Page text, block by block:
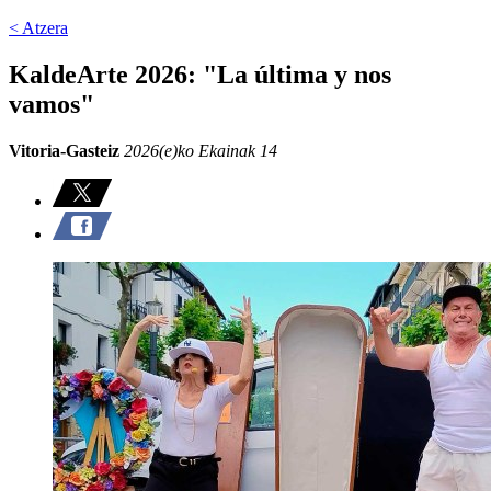
< Atzera
KaldeArte 2026: "La última y nos
vamos"
Vitoria-Gasteiz 2026(e)ko Ekainak 14